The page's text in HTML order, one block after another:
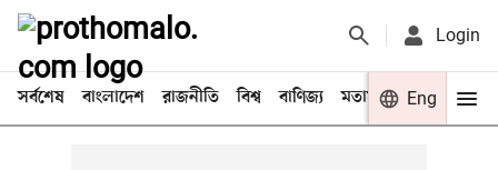
Login
সর্বশেষ বাংলাদেশ রাজনীতি বিশ্ব বাণিজ্য মতামত খেলা
Eng